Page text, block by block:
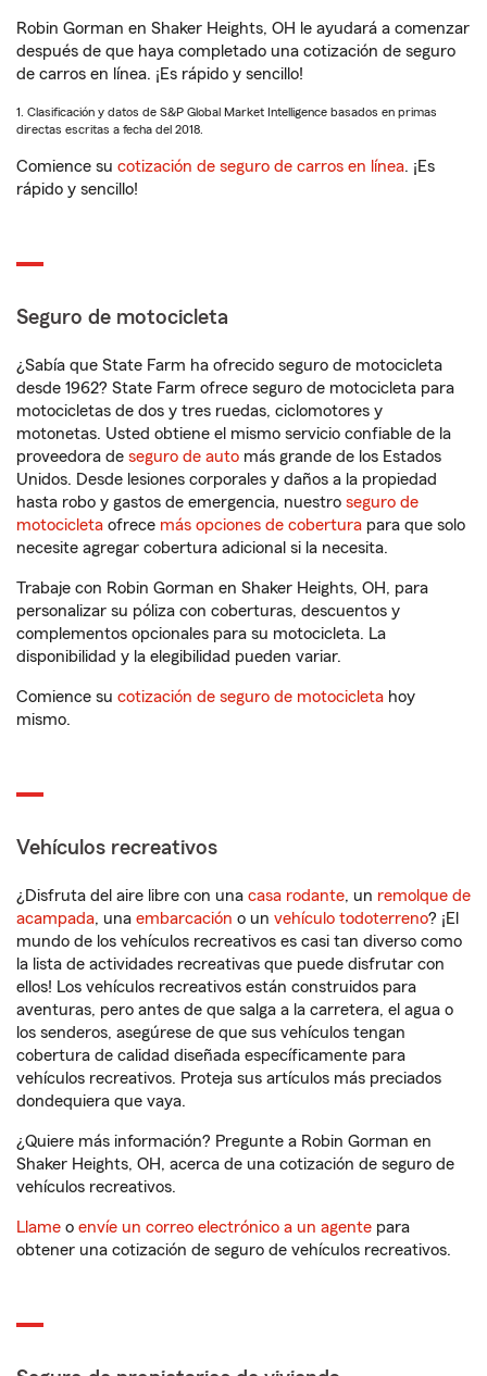
Robin Gorman en Shaker Heights, OH le ayudará a comenzar
después de que haya completado una cotización de seguro
de carros en línea. ¡Es rápido y sencillo!
1. Clasificación y datos de S&P Global Market Intelligence basados en primas
directas escritas a fecha del 2018.
Comience su cotización de seguro de carros en línea. ¡Es
rápido y sencillo!
Seguro de motocicleta
¿Sabía que State Farm ha ofrecido seguro de motocicleta
desde 1962? State Farm ofrece seguro de motocicleta para
motocicletas de dos y tres ruedas, ciclomotores y
motonetas. Usted obtiene el mismo servicio confiable de la
proveedora de seguro de auto más grande de los Estados
Unidos. Desde lesiones corporales y daños a la propiedad
hasta robo y gastos de emergencia, nuestro seguro de
motocicleta ofrece más opciones de cobertura para que solo
necesite agregar cobertura adicional si la necesita.
Trabaje con Robin Gorman en Shaker Heights, OH, para
personalizar su póliza con coberturas, descuentos y
complementos opcionales para su motocicleta. La
disponibilidad y la elegibilidad pueden variar.
Comience su cotización de seguro de motocicleta hoy
mismo.
Vehículos recreativos
¿Disfruta del aire libre con una casa rodante, un remolque de
acampada, una embarcación o un vehículo todoterreno? ¡El
mundo de los vehículos recreativos es casi tan diverso como
la lista de actividades recreativas que puede disfrutar con
ellos! Los vehículos recreativos están construidos para
aventuras, pero antes de que salga a la carretera, el agua o
los senderos, asegúrese de que sus vehículos tengan
cobertura de calidad diseñada específicamente para
vehículos recreativos. Proteja sus artículos más preciados
dondequiera que vaya.
¿Quiere más información? Pregunte a Robin Gorman en
Shaker Heights, OH, acerca de una cotización de seguro de
vehículos recreativos.
Llame o envíe un correo electrónico a un agente para
obtener una cotización de seguro de vehículos recreativos.